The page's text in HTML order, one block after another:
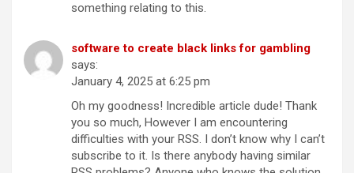
something relating to this.
software to create black links for gambling
says:
January 4, 2025 at 6:25 pm
Oh my goodness! Incredible article dude! Thank
you so much, However I am encountering
difficulties with your RSS. I don’t know why I can’t
subscribe to it. Is there anybody having similar